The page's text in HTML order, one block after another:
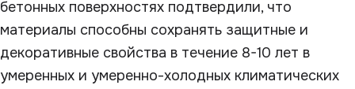
бетонных поверхностях подтвердили, что
материалы способны сохранять защитные и
декоративные свойства в течение 8-10 лет в
умеренных и умеренно-холодных климатических